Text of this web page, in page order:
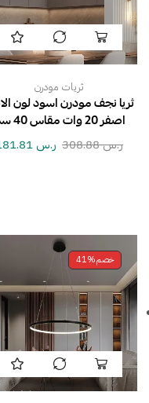
ثريات مودرن
ثريا نجف مودرن اسود لون
اصفر 20 وات مقاس 40 سم
ر.س308.88 ر.س
خصم41%